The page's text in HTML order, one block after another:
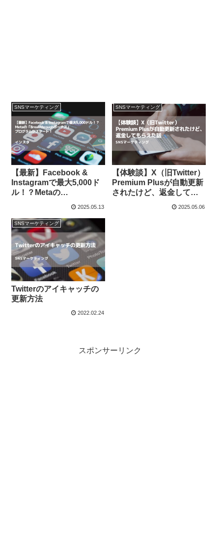
SNSマーケティング
【最新】Facebook &
Instagramで最大5,000ド
ル！？Metaの
ス」プログラムがスター
ト！
2025.05.13
SNSマーケティング
【体験談】X（旧Twitter）
Premium Plusが自動更新
されたけど、返金しても
2025.05.06
SNSマーケティング
Twitterのアイキャッチの
更新方法
2022.02.24
スポンサーリンク